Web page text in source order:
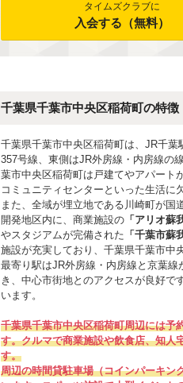
タイムズクラブに
入会する（無料）
千葉県千葉市中央区稲荷町の特徴
千葉県千葉市中央区稲荷町は、JR千
357号線、東側はJR外房線・内房線の
葉市中央区稲荷町は戸建てやアパート
コミュニティセンターといった生活に
また、全域が埋立地である川崎町が国
開発地区内に、商業施設の 「アリオ蘇
やスタジアムが完備された 「千葉市蘇
施設が充実しており、千葉県千葉市中
最寄り駅はJR外房線・内房線と京葉
き、中心市街地とのアクセスが良好で
います。
千葉県千葉市中央区稲荷町周辺には予
す。クルマで商業施設や飲食店、知人
す。
周辺の時間貸駐車場（コインパーキン